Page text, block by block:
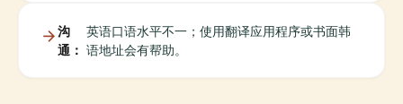
沟
通：
英语口语水平不一；使用翻译应用程序或书面韩
语地址会有帮助。